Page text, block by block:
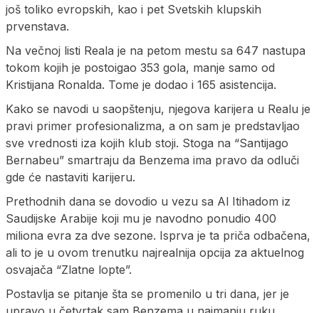
još toliko evropskih, kao i pet Svetskih klupskih
prvenstava.
Na večnoj listi Reala je na petom mestu sa 647 nastupa
tokom kojih je postoigao 353 gola, manje samo od
Kristijana Ronalda. Tome je dodao i 165 asistencija.
Kako se navodi u saopštenju, njegova karijera u Realu je
pravi primer profesionalizma, a on sam je predstavljao
sve vrednosti iza kojih klub stoji. Stoga na “Santijago
Bernabeu” smartraju da Benzema ima pravo da odluči
gde će nastaviti karijeru.
Prethodnih dana se dovodio u vezu sa Al Itihadom iz
Saudijske Arabije koji mu je navodno ponudio 400
miliona evra za dve sezone. Isprva je ta priča odbačena,
ali to je u ovom trenutku najrealnija opcija za aktuelnog
osvajača “Zlatne lopte”.
Postavlja se pitanje šta se promenilo u tri dana, jer je